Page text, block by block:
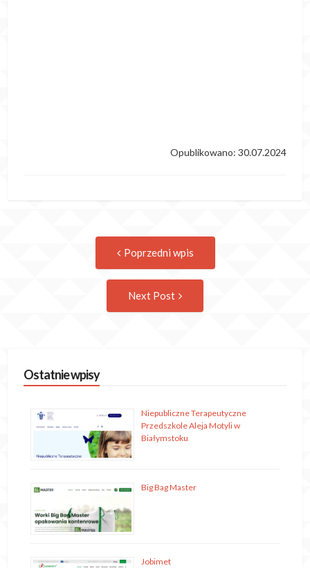
Opublikowano: 30.07.2024
navigation
Poprzedni wpis
Next Post
Ostatnie wpisy
Niepubliczne Terapeutyczne
Przedszkole Aleja Motyli w
Białymstoku
Big Bag Master
Jobimet